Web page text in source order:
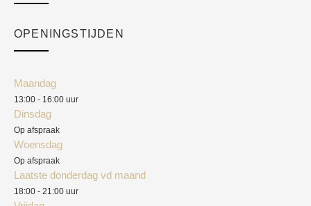
Academy
OPENINGSTIJDEN
Maandag
13:00 - 16:00 uur
Dinsdag
Op afspraak
Woensdag
Op afspraak
Laatste donderdag vd maand
18:00 - 21:00 uur